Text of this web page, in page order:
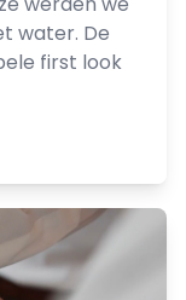
water. De
first look